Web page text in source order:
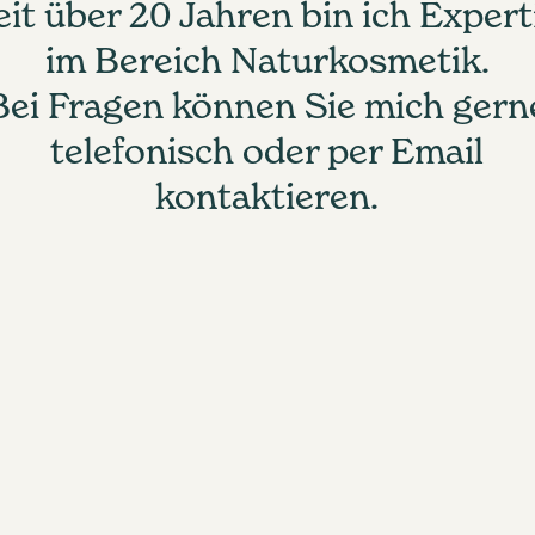
über 20 Jahren bin ich
im Bereich Naturkosmetik.
Fragen können Sie mich
telefonisch oder per Email
kontaktieren.